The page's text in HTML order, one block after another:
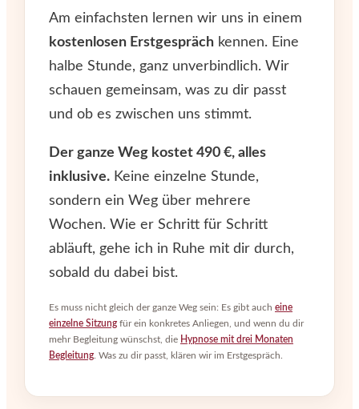
Am einfachsten lernen wir uns in einem
kostenlosen Erstgespräch kennen. Eine
halbe Stunde, ganz unverbindlich. Wir
schauen gemeinsam, was zu dir passt
und ob es zwischen uns stimmt.
Der ganze Weg kostet 490 €, alles
inklusive. Keine einzelne Stunde,
sondern ein Weg über mehrere
Wochen. Wie er Schritt für Schritt
abläuft, gehe ich in Ruhe mit dir durch,
sobald du dabei bist.
Es muss nicht gleich der ganze Weg sein: Es gibt auch eine
einzelne Sitzung für ein konkretes Anliegen, und wenn du dir
mehr Begleitung wünschst, die Hypnose mit drei Monaten
Begleitung . Was zu dir passt, klären wir im Erstgespräch.